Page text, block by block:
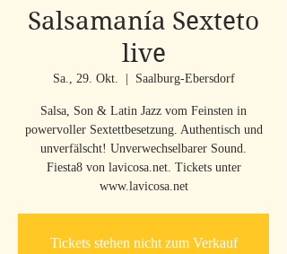
Salsamanía Sexteto
live
Sa., 29. Okt. Saalburg-Ebersdorf
Salsa, Son & Latin Jazz vom Feinsten in
powervoller Sextettbesetzung. Authentisch und
unverfälscht! Unverwechselbarer Sound.
Fiesta8 von lavicosa.net. Tickets unter
www.lavicosa.net
Tickets stehen nicht zum Verkauf